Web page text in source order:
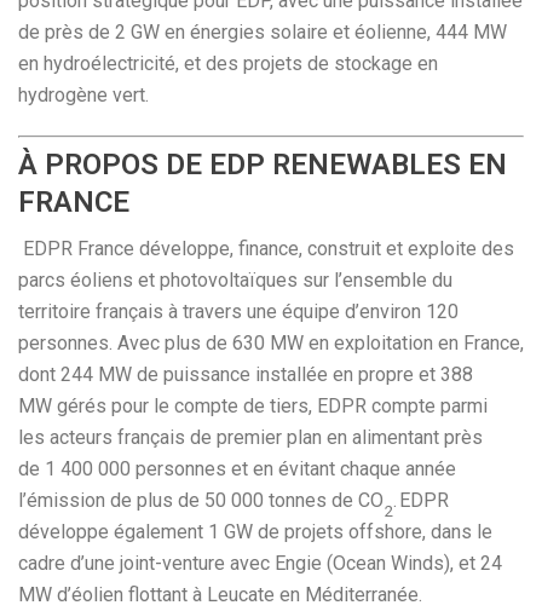
de près de 2 GW en énergies solaire et éolienne, 444 MW
en hydroélectricité, et des projets de stockage en
hydrogène vert.
À PROPOS DE EDP RENEWABLES EN
FRANCE
EDPR France développe, finance, construit et exploite des
parcs éoliens et photovoltaïques sur l’ensemble du
territoire français à travers une équipe d’environ 120
personnes. Avec plus de 630 MW en exploitation en France,
dont 244 MW de puissance installée en propre et 388
MW gérés pour le compte de tiers, EDPR compte parmi
les acteurs français de premier plan en alimentant près
de 1 400 000 personnes et en évitant chaque année
l’émission de plus de 50 000 tonnes de CO2. EDPR
développe également 1 GW de projets offshore, dans le
cadre d’une joint-venture avec Engie (Ocean Winds), et 24
MW d’éolien flottant à Leucate en Méditerranée.